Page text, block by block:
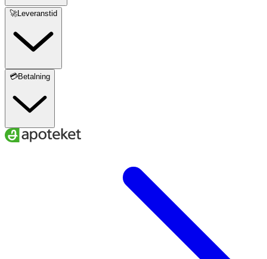
🚀Leveranstid
💳Betalning